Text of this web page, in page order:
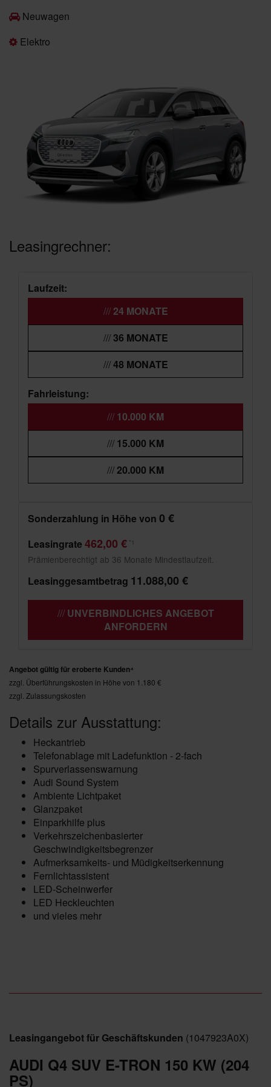
Neuwagen
Elektro
Leasingrechner:
Laufzeit:
24 MONATE
36 MONATE
48 MONATE
Fahrleistung:
10.000 KM
15.000 KM
20.000 KM
Sonderzahlung in Höhe von 0 €
Leasingrate 462,00 € *1
Prämienberechtigt ab 36 Monate Mindestlaufzeit.
Leasinggesamtbetrag 11.088,00 €
UNVERBINDLICHES ANGEBOT
ANFORDERN
Angebot gültig für eroberte Kunden⁴
zzgl. Überführungskosten in Höhe von 1.180 €
zzgl. Zulassungskosten
Details zur Ausstattung:
Heckantrieb
Telefonablage mit Ladefunktion - 2-fach
Spurverlassenswarnung
Audi Sound System
Ambiente Lichtpaket
Glanzpaket
Einparkhilfe plus
Verkehrszeichenbasierter
Geschwindigkeitsbegrenzer
Aufmerksamkeits- und Müdigkeitserkennung
Fernlichtassistent
LED-Scheinwerfer
LED Heckleuchten
und vieles mehr
Leasingangebot für Geschäftskunden (1047923A0X)
AUDI Q4 SUV E-TRON 150 KW (204
PS)